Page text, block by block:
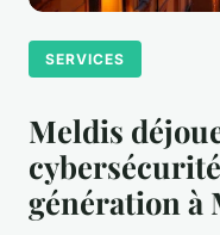
SERVICES
Meldis
génération